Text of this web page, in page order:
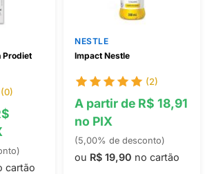
Prodiet
(0)
cartão
NESTLE
Impact Nestle
(2)
A partir de R$ 18,91
no PIX
(5,00% de desconto)
ou R$ 19,90 no cartão